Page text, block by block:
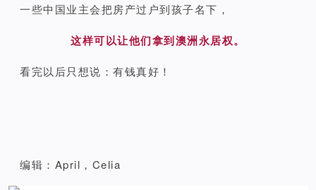
一些中国业主会把房产过户到孩子名下，
这样可以让他们拿到澳洲永居权。
看完以后只想说：有钱真好！
编辑：April，Celia